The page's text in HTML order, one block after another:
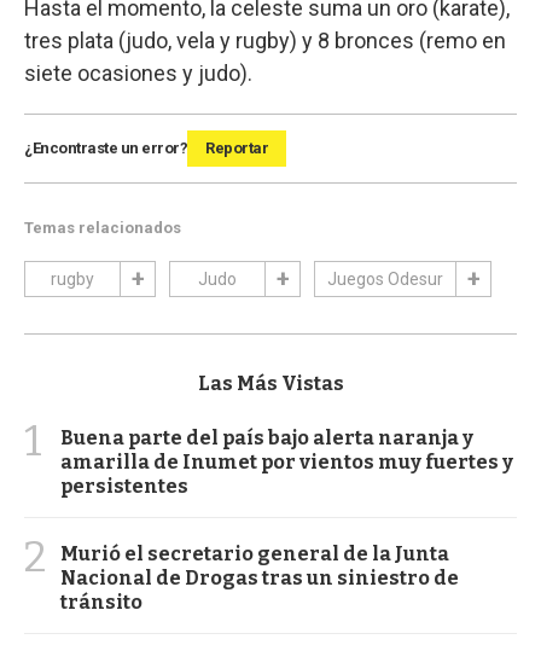
Hasta el momento, la celeste suma un oro (karate),
tres plata (judo, vela y rugby) y 8 bronces (remo en
siete ocasiones y judo).
¿Encontraste un error? Reportar
Temas relacionados
rugby Judo Juegos Odesur
Las Más Vistas
1
Buena parte del país bajo alerta naranja y
amarilla de Inumet por vientos muy fuertes y
persistentes
2
Murió el secretario general de la Junta
Nacional de Drogas tras un siniestro de
tránsito